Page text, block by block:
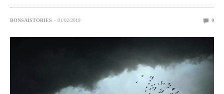
BONSAISTORIES 01/02/2019 0